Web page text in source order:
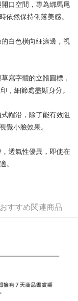
大哥大のユーザーは追
と取引が完了します。
後続の取引確認ページ
査」に未通過の状況が
いことを意味し、評価
Pay Later」は毎月の
債権を当社に譲渡した
とになります。
に提供し、収集、処理
求書に必要な情報の確
携帯電話認証ウィンド
の住所に配送されま
届きます。アプリ会員
。
めてから、SMSまた
オンラインバンキン
で延長できる日数をも
さい。
審査の結果に基づ
口空間，專為綁馬尾
依然保持俐落美感。
白色橫向細滾邊，視
寫字體的立體圓標，
，細節處盡顯身分。
帽沿，除了能有效阻
覺小臉效果。
透氣性優異，即使在
。
おすすめ関連商品